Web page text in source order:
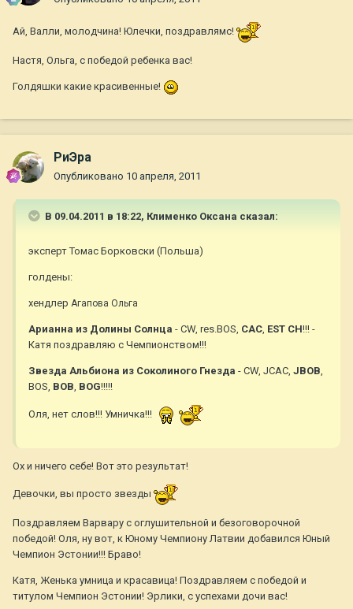
Ай, Валли, молодчина! Юлечки, поздравлямс!
Настя, Ольга, с победой ребенка вас!
Голдяшки какие красивенные!
РиЭра
Опубликовано 10 апреля, 2011
В 09.04.2011 в 18:22, Клименко Оксана сказал:
эксперт Томас Борковски (Польша)
голдены:
хендлер Агапова Ольга
Арианна из Долины Солнца - CW, res.BOS, CAC, EST CH!!! -
Катя поздравляю с Чемпионством!!!
Звезда Альбиона из Соколиного Гнезда - CW, JCAC, JBOB,
BOS, BOB, BOG!!!!!
Оля, нет слов!!! Умничка!!!
Ох и ничего себе! Вот это результат!
Девочки, вы просто звезды
Поздравляем Варвару с оглушительной и безоговорочной
победой! Оля, ну вот, к Юному Чемпиону Латвии добавился Юный
Чемпион Эстонии!!! Браво!
Катя, Женька умница и красавица! Поздравляем с победой и
титулом Чемпион Эстонии! Эрлики, с успехами дочи вас!